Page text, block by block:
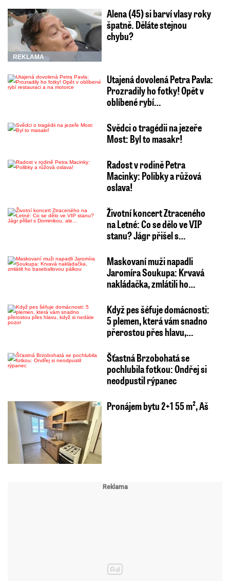
REKLAMA
Alena (45) si barví vlasy roky
špatně. Děláte stejnou
chybu?
Utajená dovolená Petra Pavla:
Prozradily ho fotky! Opět v
oblíbené rybí…
Svědci o tragédii na jezeře
Most: Byl to masakr!
Radost v rodině Petra
Macinky: Polibky a růžová
oslava!
Životní koncert Ztraceného
na Letné: Co se dělo ve VIP
stanu? Jágr přišel s…
Maskovaní muži napadli
Jaromíra Soukupa: Krvavá
nakládačka, zmlátili ho…
Když pes šéfuje domácnosti:
5 plemen, která vám snadno
přerostou přes hlavu,…
Šťastná Brzobohatá se
pochlubila fotkou: Ondřej si
neodpustil rýpanec
Pronájem bytu 2+1 55 m², Aš